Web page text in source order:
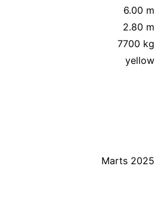
6.00 m
2.80 m
7700 kg
yellow
Marts 2025